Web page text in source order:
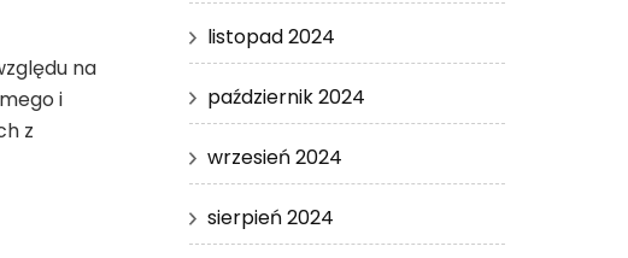
na
i
z
listopad 2024
październik 2024
wrzesień 2024
sierpień 2024